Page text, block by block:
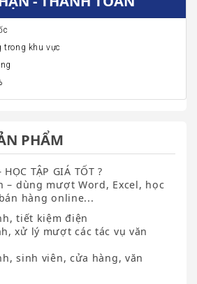
trong khu vực
PHẨM
TẬP GIÁ TỐT ?
– dùng mượt Word, Excel, học
hàng online...
tiết kiệm điện
xử lý mượt các tác vụ văn
sinh viên, cửa hàng, văn